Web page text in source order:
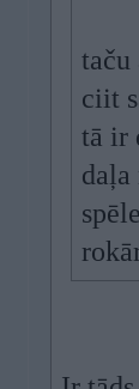
taču
ciit
tā ir
daļa